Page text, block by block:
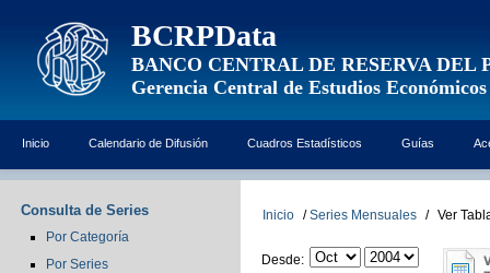
BCRPData
BANCO CENTRAL DE RESERVA DEL
Gerencia Central de Estudios Económicos
Inicio Calendario de Difusión Cuadros Estadísticos Guías
Consulta de Series
Por Categoría
Por Series
Inicio / Series Mensuales / Ver
Desde: